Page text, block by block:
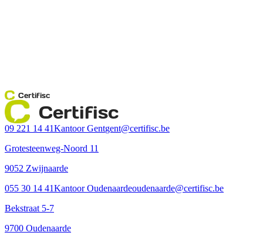
Certifisc
Certifisc
09 221 14 41Kantoor Gentgent@certifisc.be
Grotesteenweg-Noord 11
9052 Zwijnaarde
055 30 14 41Kantoor Oudenaardeoudenaarde@certifisc.be
Bekstraat 5-7
9700 Oudenaarde